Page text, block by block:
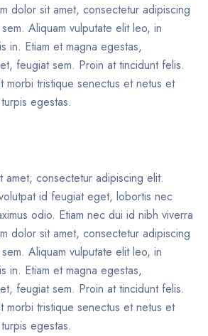
dolor sit amet, consectetur adipiscing
Aliquam vulputate elit leo, in
in. Etiam et magna egestas,
feugiat sem. Proin at tincidunt felis.
morbi tristique senectus et netus et
egestas.
amet, consectetur adipiscing elit.
id feugiat eget, lobortis nec
odio. Etiam nec dui id nibh viverra
dolor sit amet, consectetur adipiscing
Aliquam vulputate elit leo, in
in. Etiam et magna egestas,
feugiat sem. Proin at tincidunt felis.
morbi tristique senectus et netus et
egestas.